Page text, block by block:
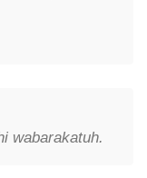
wabarakatuh.